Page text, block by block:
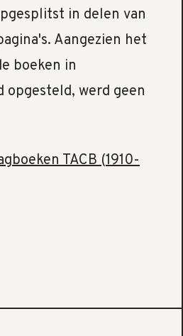
in delen van
Aangezien het
boeken in
opgesteld, werd geen
TACB (1910-